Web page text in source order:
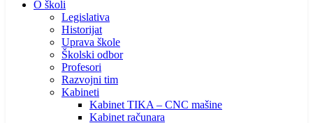
O školi
Legislativa
Historijat
Uprava škole
Školski odbor
Profesori
Razvojni tim
Kabineti
Kabinet TIKA – CNC mašine
Kabinet računara